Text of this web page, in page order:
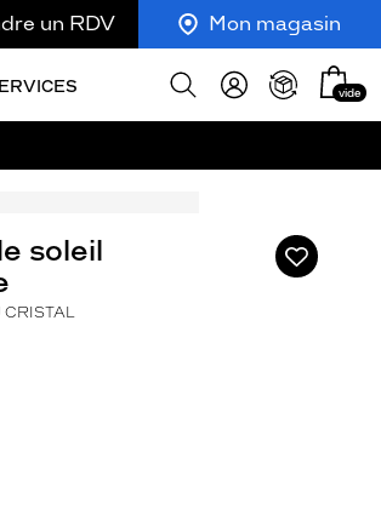
un RDV Mon magasin
Afficher
Mon
panier
vide
Ajouter
à
soleil
CRISTAL